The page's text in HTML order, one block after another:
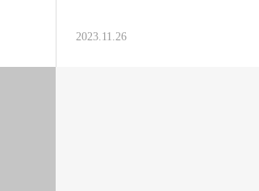
2023.11.26